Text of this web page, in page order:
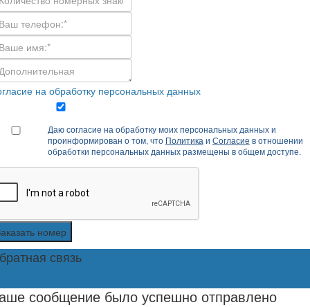
на обработку персональных данных
Даю согласие на обработку моих персональных данных и
проинформирован о том, что Политика и Согласие в отношении
обработки персональных данных размещены в общем доступе.
номер
связь
сообщение было успешно отправлено